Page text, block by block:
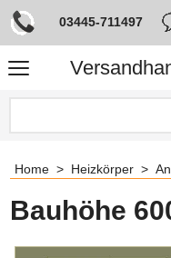
03445-711497
Home > Heizkörper >
Bauhöhe